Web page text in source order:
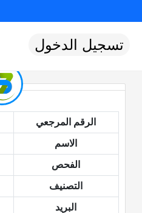
تسجيل الدخول
الرقم المرجعي
الاسم
الفحص
التصنيف
البريد